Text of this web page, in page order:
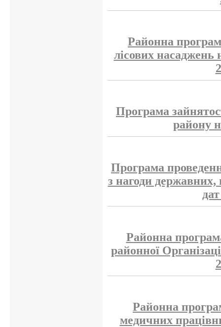
Районна
лісових насаджень
Програма
району
Програма
з нагоди
Районна
районної
Районна
медичних